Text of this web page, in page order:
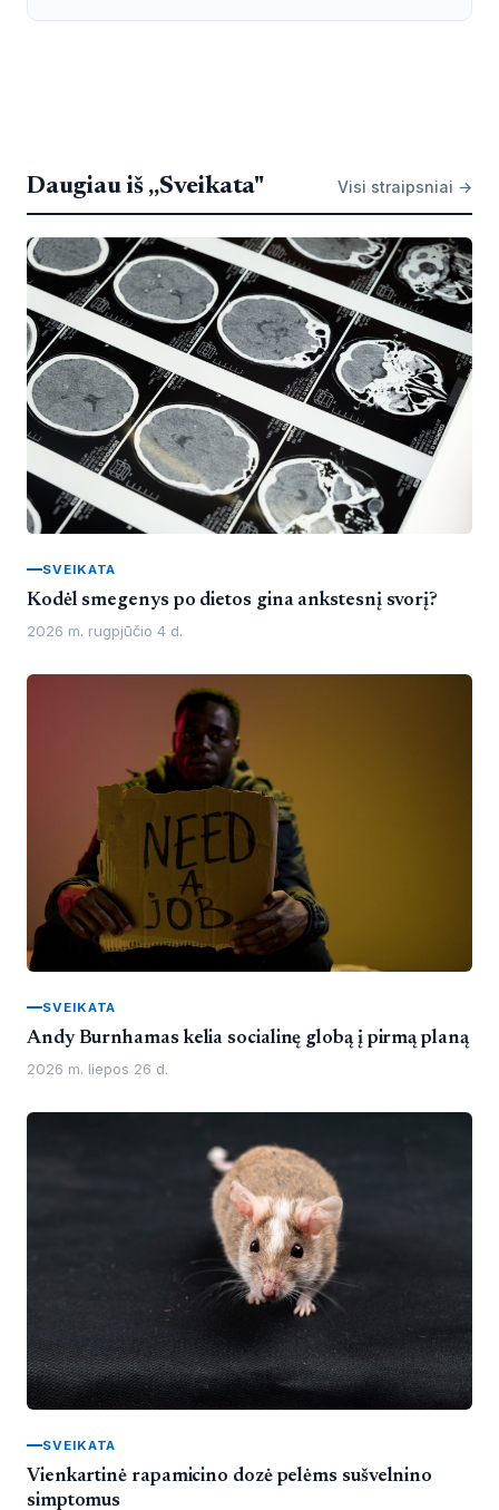
Daugiau iš „Sveikata" Visi straipsniai →
SVEIKATA
Kodėl smegenys po dietos gina ankstesnį svorį?
2026 m. rugpjūčio 4 d.
SVEIKATA
Andy Burnhamas kelia socialinę globą į pirmą planą
2026 m. liepos 26 d.
SVEIKATA
Vienkartinė rapamicino dozė pelėms sušvelnino
simptomus